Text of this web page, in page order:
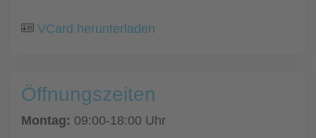
VCard herunterladen
Öffnungszeiten
Montag: 09:00-18:00 Uhr